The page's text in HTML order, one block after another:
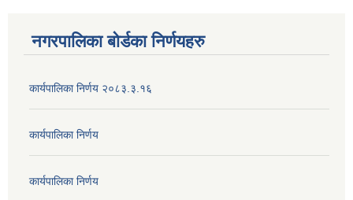
नगरपालिका बोर्डका निर्णयहरु
कार्यपालिका निर्णय २०८३.३.१६
कार्यपालिका निर्णय
कार्यपालिका निर्णय